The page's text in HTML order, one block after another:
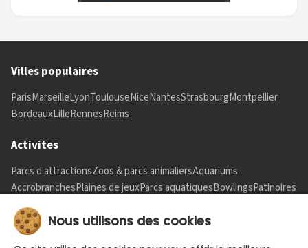
Villes populaires
ParisMarseilleLyonToulouseNiceNantesStrasbourgMontpellier
BordeauxLilleRennesReims
Activites
Parcs d'attractionsZoos & parcs animaliersAquariums
AccrobranchesPlaines de jeuxParcs aquatiquesBowlingsPatinoires
Informations
Nous contacter Mentions legales
Nous utilisons des cookies